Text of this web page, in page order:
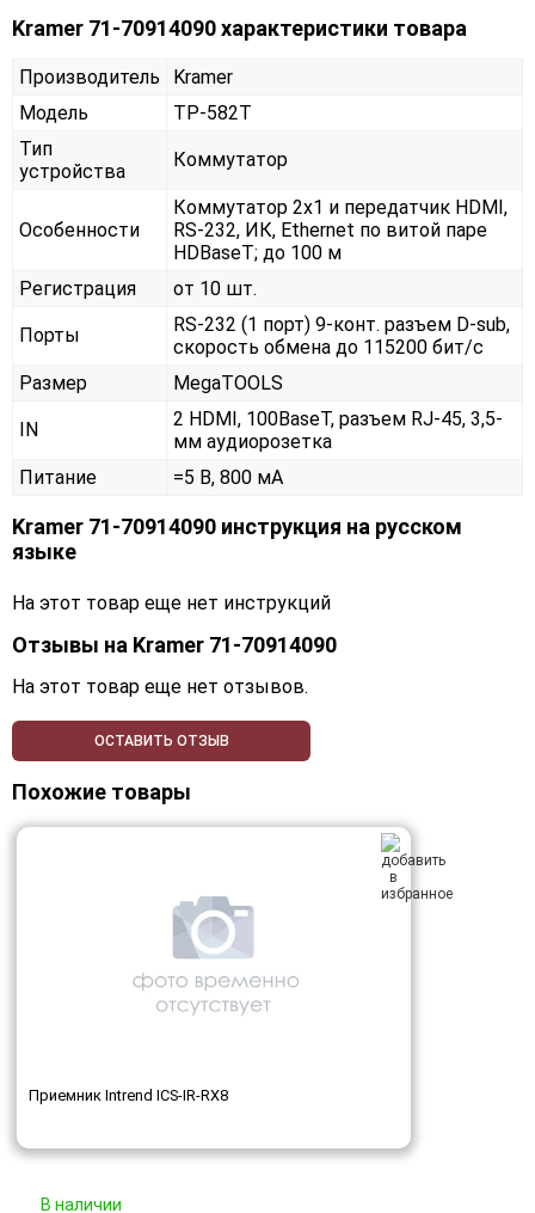
Kramer 71-70914090 характеристики товара
Производитель
Kramer
Модель
TP-582T
Тип
устройства
Коммутатор
Особенности
Коммутатор 2x1 и передатчик HDMI,
RS-232, ИК, Ethernet по витой паре
HDBaseT; до 100 м
Регистрация
от 10 шт.
Порты
RS-232 (1 порт) 9-конт. разъем D-sub,
скорость обмена до 115200 бит/с
Размер
MegaTOOLS
IN
2 HDMI, 100BaseT, разъем RJ-45, 3,5-
мм аудиорозетка
Питание
=5 В, 800 мА
Kramer 71-70914090 инструкция на русском
языке
На этот товар еще нет инструкций
Отзывы на Kramer 71-70914090
На этот товар еще нет отзывов.
ОСТАВИТЬ ОТЗЫВ
Похожие товары
Приемник Intrend ICS-IR-RX8
В наличии